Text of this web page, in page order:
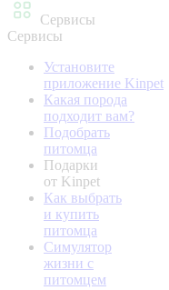
Сервисы
Сервисы
Установите
приложение Kinpet
Какая порода
подходит вам?
Подобрать
питомца
Подарки
от Kinpet
Как выбрать
и купить
питомца
Симулятор
жизни с
питомцем